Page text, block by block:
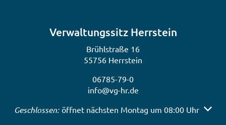
Verwaltungssitz Herrstein
Brühlstraße 16
55756 Herrstein
06785-79-0
info@vg-hr.de
Klicken, um weitere Öffnungs- oder Schließzeiten
Geschlossen: öffnet nächsten Montag um 08:00 Uhr